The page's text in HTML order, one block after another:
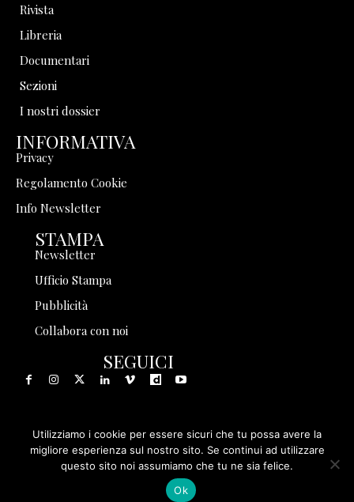
Rivista
Libreria
Documentari
Sezioni
I nostri dossier
INFORMATIVA
Privacy
Regolamento Cookie
Info Newsletter
STAMPA
Newsletter
Ufficio Stampa
Pubblicità
Collabora con noi
SEGUICI
© 1999 - 2025 Storia in Rete Srl - Tutti i diritti riservati - P.
IVA 08570971005
Utilizziamo i cookie per essere sicuri che tu possa avere la
migliore esperienza sul nostro sito. Se continui ad utilizzare
questo sito noi assumiamo che tu ne sia felice.
Ok